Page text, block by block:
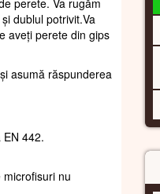
dublul potrivit.Va
aveți perete din gips
asumă răspunderea
442.
nu